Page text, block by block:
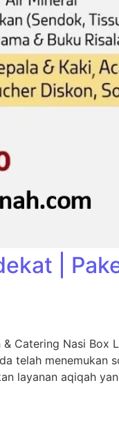
|
Catering Nasi Box
telah
layanan aqiqah